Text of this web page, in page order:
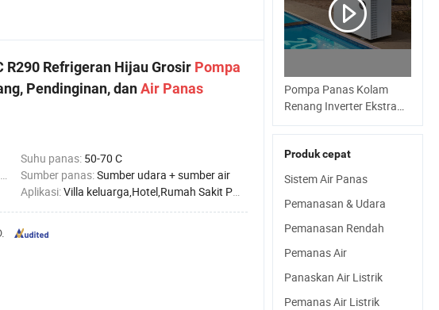
R290 Refrigeran Hijau Grosir Pompa
Pendinginan, danAir Panas
Suhu panas: 50-70 C
Sumber panas:Sumber udara + sumber air
Aplikasi:Villa keluarga,Hotel,Rumah Sakit Pabrik,Apartemen untuk Pelajar,Salon Kecantikan
Pompa Panas Kolam
Renang Inverter Ekstra
Tenang R32 untuk Kolam
Residental dan Komersial
Produk cepat
Sistem Air Panas
Pemanasan & Udara
Pemanasan Rendah
Pemanas Air
Panaskan Air Listrik
Pemanas Air Listrik